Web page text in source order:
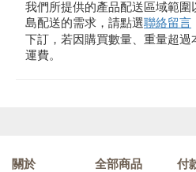
我們所提供的產品配送區域範
島配送的需求，請點選聯絡留言
下訂，若因購買數量、重量超
運費。
關於
全部商品
付